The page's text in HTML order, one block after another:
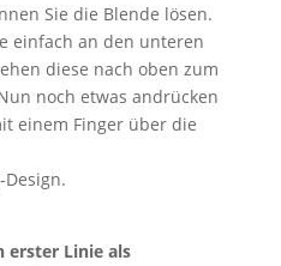
Sie die Blende lösen.
einfach an den unteren
diese nach oben zum
noch etwas andrücken
einem Finger über die
erster Linie als